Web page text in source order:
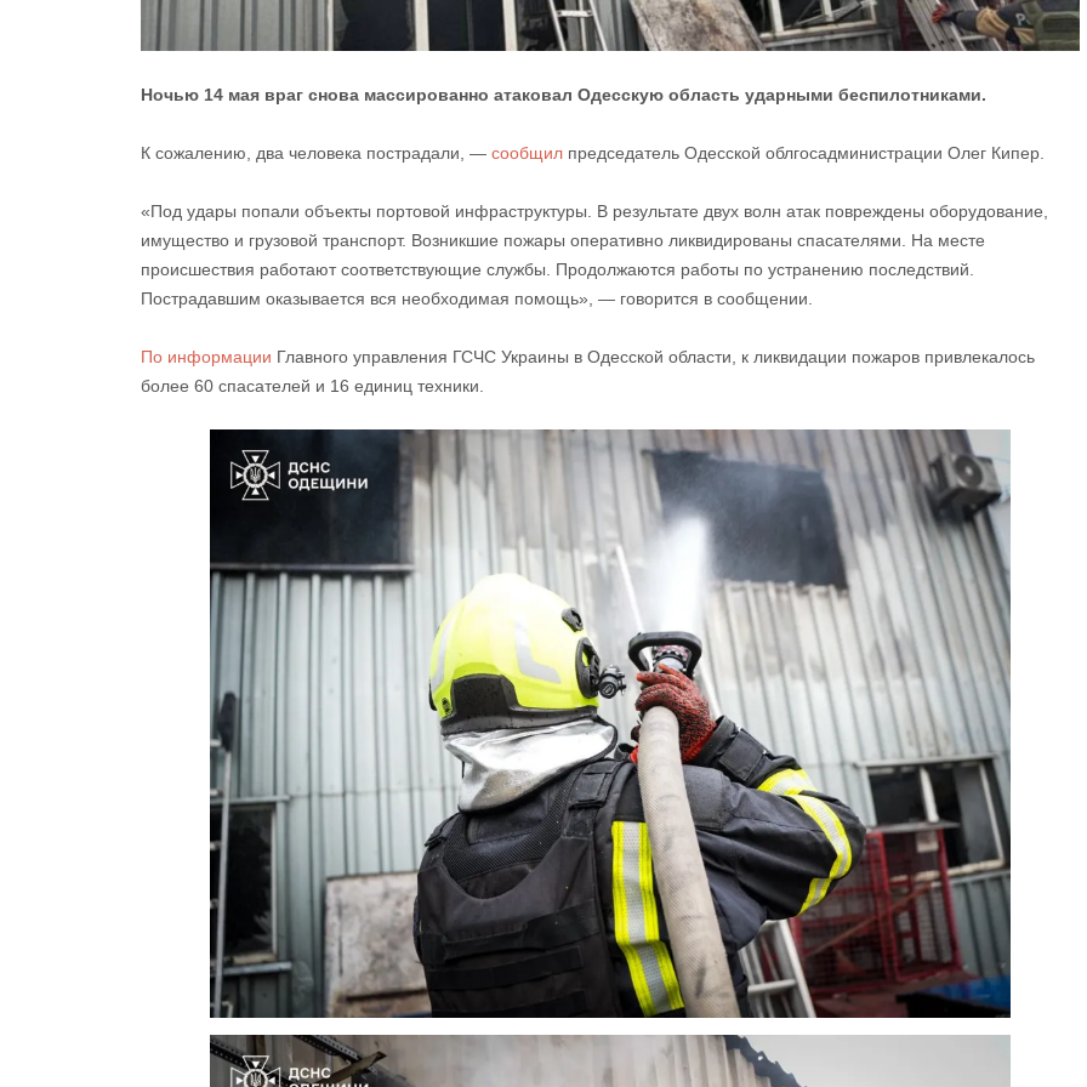
Ночью 14 мая враг снова массированно атаковал Одесскую область ударными беспилотниками.
К сожалению, два человека пострадали, — сообщил председатель Одесской облгосадминистрации Олег Кипер.
«Под удары попали объекты портовой инфраструктуры. В результате двух волн атак повреждены оборудование,
имущество и грузовой транспорт. Возникшие пожары оперативно ликвидированы спасателями. На месте
происшествия работают соответствующие службы. Продолжаются работы по устранению последствий.
Пострадавшим оказывается вся необходимая помощь», — говорится в сообщении.
По информации Главного управления ГСЧС Украины в Одесской области, к ликвидации пожаров привлекалось
более 60 спасателей и 16 единиц техники.